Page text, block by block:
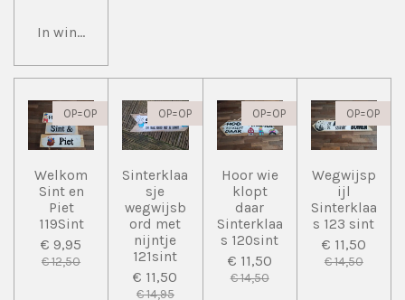
In winkelwagen
OP=OP
Welkom
Sint en
Piet
119Sint
€ 9,95
€ 12,50
OP=OP
Sinterklaa
sje
wegwijsb
ord met
nijntje
121sint
€ 11,50
€ 14,95
OP=OP
Hoor wie
klopt
daar
Sinterklaa
s 120sint
€ 11,50
€ 14,50
OP=OP
Wegwijsp
ijl
Sinterklaa
s 123 sint
€ 11,50
€ 14,50